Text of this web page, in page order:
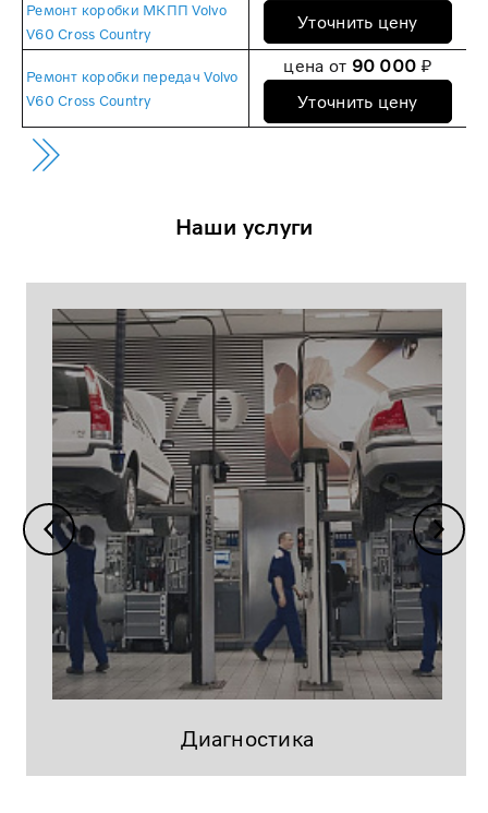
Ремонт коробки МКПП Volvo
V60 Cross Country
Уточнить цену
Ремонт коробки передач Volvo
V60 Cross Country
цена от 90 000 ₽
Уточнить цену
Наши услуги
Диагностика